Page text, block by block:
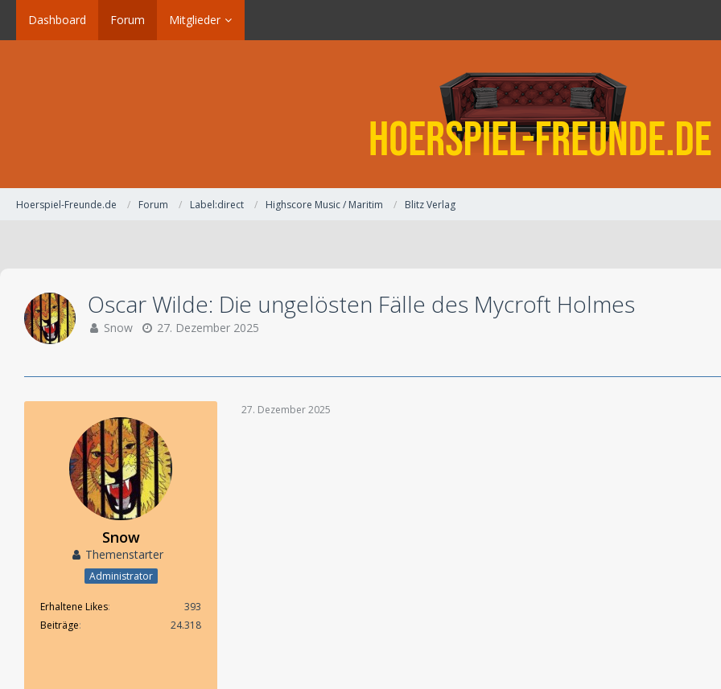
Dashboard Forum Mitglieder
Hoerspiel-Freunde.de Forum Label:direct Highscore Music / Maritim Blitz Verlag
Oscar Wilde: Die ungelösten Fälle des Mycroft Holmes
Snow 27. Dezember 2025
Snow
Themenstarter
Administrator
Erhaltene Likes
393
Beiträge
24.318
27. Dezember 2025